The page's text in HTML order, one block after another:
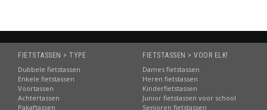
FIETSTASSEN > TYPE
Dubbele fietstassen
Enkele fietstassen
Voortassen
Achtertassen
Pakaftassen
FIETSTASSEN > VOOR ELK!
Dames fietstassen
Heren fietstassen
Kinderfietstassen
Junior fietstassen voor school
Senioren fietstassen